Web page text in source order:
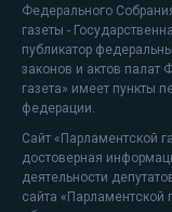
Федерального
газеты -
публикатор
законов и актов палат
газета» имеет пункты
федерации.
Сайт «Парламентской
достоверная
деятельности
сайта «Парламентской